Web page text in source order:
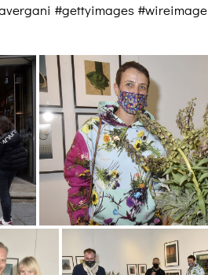
#gettyimages #wireimage